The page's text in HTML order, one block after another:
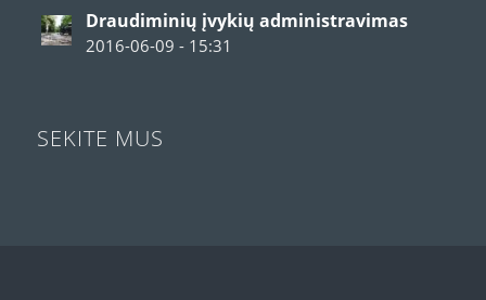
Draudiminių įvykių administravimas
2016-06-09 - 15:31
SEKITE MUS